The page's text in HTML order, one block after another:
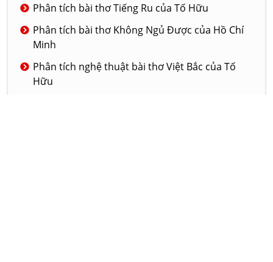
Phân tích bài thơ Tiếng Ru của Tố Hữu
Phân tích bài thơ Không Ngủ Được của Hồ Chí
Minh
Phân tích nghệ thuật bài thơ Việt Bắc của Tố
Hữu